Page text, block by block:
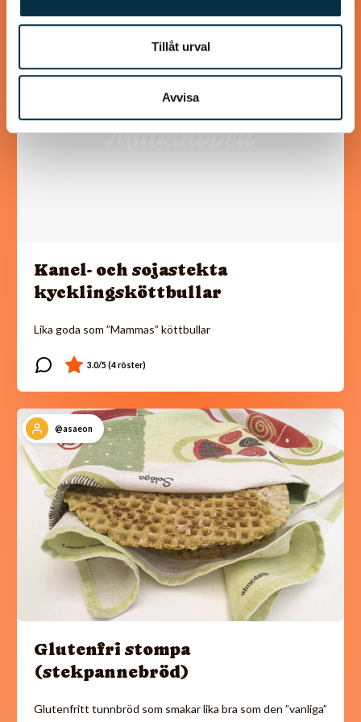
Tillåt urval
Avvisa
Kanel- och sojastekta
kycklingsköttbullar
Lika goda som ”Mammas” köttbullar
@asaeon
Glutenfri stompa
(stekpannebröd)
Glutenfritt tunnbröd som smakar lika bra som den ”vanliga”